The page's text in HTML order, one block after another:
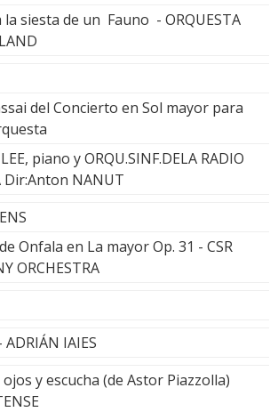
la siesta de un Fauno - ORQUESTA
del Concierto en Sol mayor para
piano y ORQU.SINF.DELA RADIO
Dir:Anton NANUT
Onfala en La mayor Op. 31 - CSR
ORCHESTRA
IAIES
y escucha (de Astor Piazzolla)